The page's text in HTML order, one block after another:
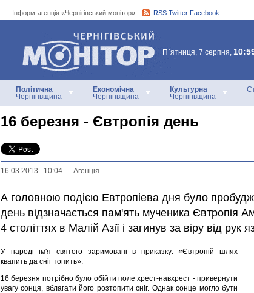
Інформ-агенція «Чернігівський монітор»: RSS Twitter Facebook
Інформ-агенція
«Чернігівський монітор»
П`ятниця, 7 серпня,
Політична
Чернігівщина
Економічна
Чернігівщина
Культурна
Чернігівщина
16 березня - Євтропія день
16.03.2013 10:04 — Агенцiя
А головною подією Евтропіева дня було
день відзначається пам'ять мученика Євтропія
4 століттях в Малій Азії і загинув за віру від рук
У народі ім'я святого заримовані в приказку: «Євтропій шлях
квапить да сніг топить».
16 березня потрібно було обійти поле хрест-навхрест - привернути
увагу сонця, вблагати його розтопити сніг. Однак сонце могло бути